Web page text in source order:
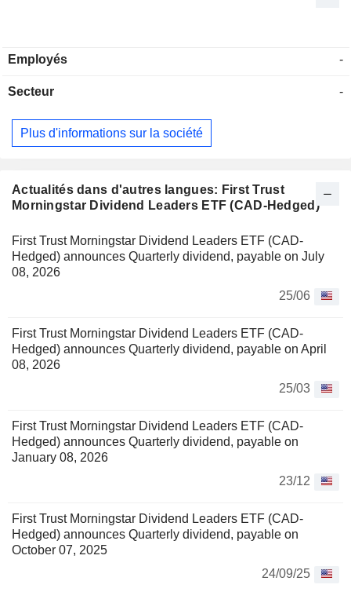
Actualités dans d'autres langues: First Trust
Morningstar Dividend Leaders ETF (CAD-Hedged)
First Trust Morningstar Dividend Leaders ETF (CAD-
Hedged) announces Quarterly dividend, payable on July
08, 2026
25/06
First Trust Morningstar Dividend Leaders ETF (CAD-
Hedged) announces Quarterly dividend, payable on April
08, 2026
25/03
First Trust Morningstar Dividend Leaders ETF (CAD-
Hedged) announces Quarterly dividend, payable on
January 08, 2026
23/12
First Trust Morningstar Dividend Leaders ETF (CAD-
Hedged) announces Quarterly dividend, payable on
October 07, 2025
24/09/25
Employés -
Secteur -
Plus d'informations sur la société